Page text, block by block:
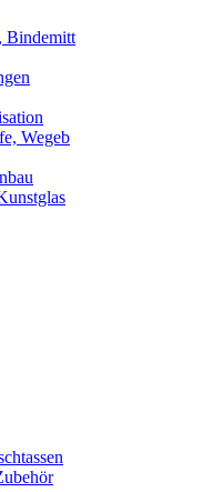
Bindemitt
Wegeb